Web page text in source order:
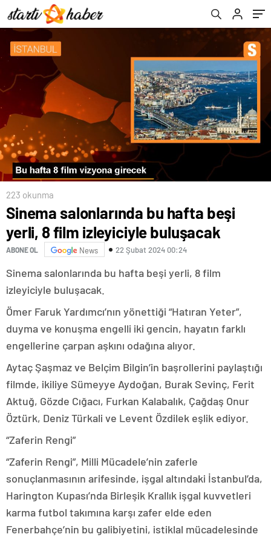
223 okunma
Sinema salonlarında bu hafta beşi
yerli, 8 film izleyiciyle buluşacak
ABONE OL News 22 Şubat 2024 00:24
Sinema salonlarında bu hafta beşi yerli, 8 film
izleyiciyle buluşacak.
Ömer Faruk Yardımcı’nın yönettiği “Hatıran Yeter”,
duyma ve konuşma engelli iki gencin, hayatın farklı
engellerine çarpan aşkını odağına alıyor.
Aytaç Şaşmaz ve Belçim Bilgin’in başrollerini paylaştığı
filmde, ikiliye Sümeyye Aydoğan, Burak Sevinç, Ferit
Aktuğ, Gözde Cığacı, Furkan Kalabalık, Çağdaş Onur
Öztürk, Deniz Türkali ve Levent Özdilek eşlik ediyor.
“Zaferin Rengi”
“Zaferin Rengi”, Milli Mücadele’nin zaferle
sonuçlanmasının arifesinde, işgal altındaki İstanbul’da,
Harington Kupası’nda Birleşik Krallık işgal kuvvetleri
karma futbol takımına karşı zafer elde eden
Fenerbahçe’nin bu galibiyetini, istiklal mücadelesinde